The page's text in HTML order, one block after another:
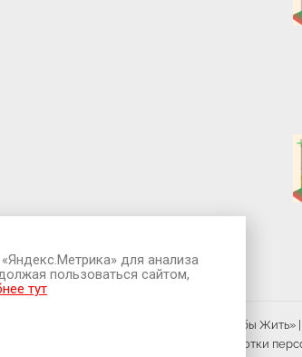
© 2026 | «Чтобы Жить»
Политика обработки
для анализа
пользоваться сайтом,
тут